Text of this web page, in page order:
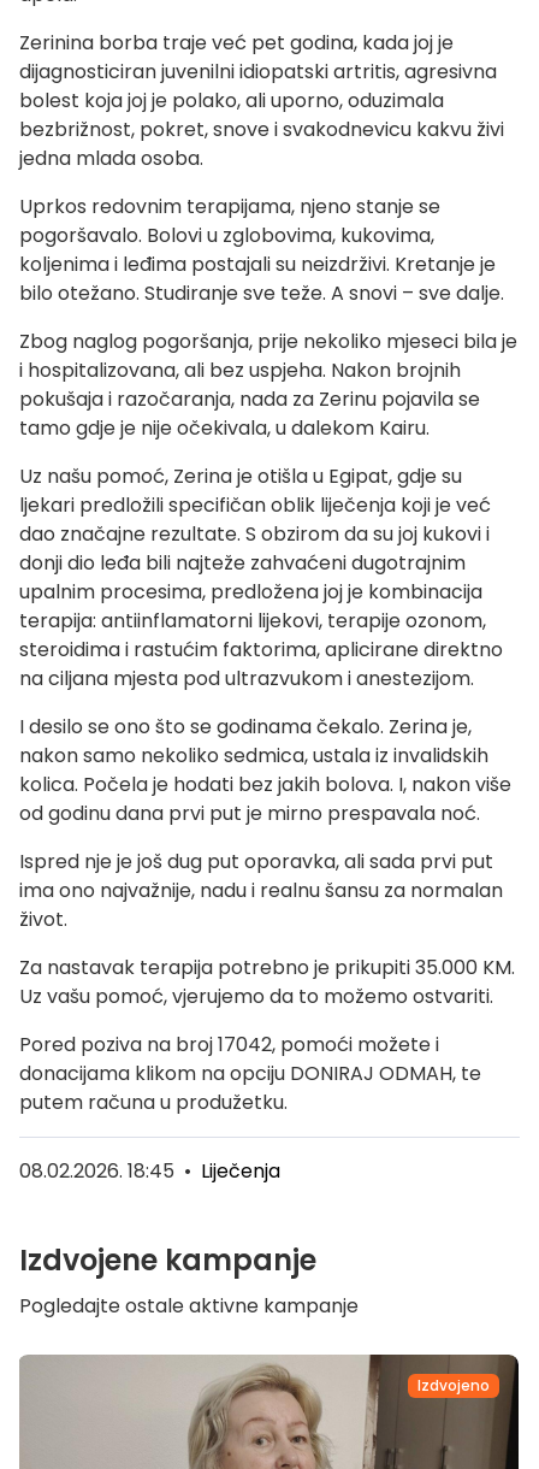
Zerinina borba traje već pet godina, kada joj je
dijagnosticiran juvenilni idiopatski artritis, agresivna
bolest koja joj je polako, ali uporno, oduzimala
bezbrižnost, pokret, snove i svakodnevicu kakvu živi
jedna mlada osoba.
Uprkos redovnim terapijama, njeno stanje se
pogoršavalo. Bolovi u zglobovima, kukovima,
koljenima i leđima postajali su neizdrživi. Kretanje je
bilo otežano. Studiranje sve teže. A snovi – sve dalje.
Zbog naglog pogoršanja, prije nekoliko mjeseci bila je
i hospitalizovana, ali bez uspjeha. Nakon brojnih
pokušaja i razočaranja, nada za Zerinu pojavila se
tamo gdje je nije očekivala, u dalekom Kairu.
Uz našu pomoć, Zerina je otišla u Egipat, gdje su
ljekari predložili specifičan oblik liječenja koji je već
dao značajne rezultate. S obzirom da su joj kukovi i
donji dio leđa bili najteže zahvaćeni dugotrajnim
upalnim procesima, predložena joj je kombinacija
terapija: antiinflamatorni lijekovi, terapije ozonom,
steroidima i rastućim faktorima, aplicirane direktno
na ciljana mjesta pod ultrazvukom i anestezijom.
I desilo se ono što se godinama čekalo. Zerina je,
nakon samo nekoliko sedmica, ustala iz invalidskih
kolica. Počela je hodati bez jakih bolova. I, nakon više
od godinu dana prvi put je mirno prespavala noć.
Ispred nje je još dug put oporavka, ali sada prvi put
ima ono najvažnije, nadu i realnu šansu za normalan
život.
Za nastavak terapija potrebno je prikupiti 35.000 KM.
Uz vašu pomoć, vjerujemo da to možemo ostvariti.
Pored poziva na broj 17042, pomoći možete i
donacijama klikom na opciju DONIRAJ ODMAH, te
putem računa u produžetku.
08.02.2026. 18:45 • Liječenja
Izdvojene kampanje
Pogledajte ostale aktivne kampanje
Izdvojeno